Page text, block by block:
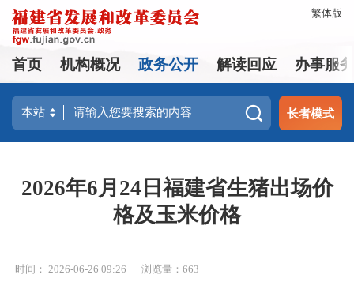
繁体版
首页 机构概况 政务公开 解读回应 办事服
长者模式
2026年6月24日福建省生猪出场价
格及玉米价格
时间： 2026-06-26 09:26 浏览量：663